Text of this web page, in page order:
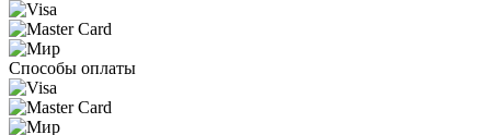
Способы оплаты